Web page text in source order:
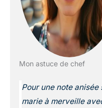
Mon astuce de chef
Pour une note
marie à merveille